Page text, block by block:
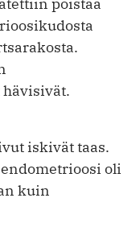
iskivät taas.
oli
kuin